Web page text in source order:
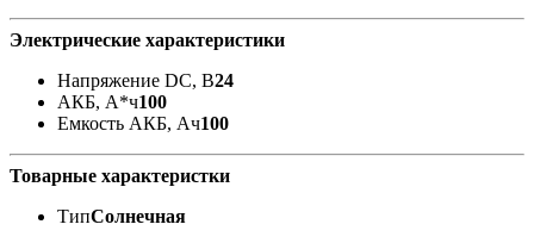
Электрические характеристики
Напряжение DC, В24
АКБ, А*ч100
Емкость АКБ, Ач100
Товарные характеристки
ТипСолнечная